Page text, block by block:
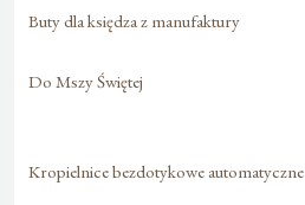
Buty dla księdza z manufaktury
Do Mszy Świętej
Kropielnice bezdotykowe automatyczne